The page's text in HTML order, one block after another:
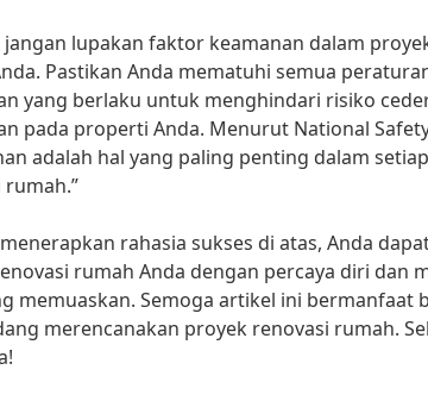
jangan lupakan faktor keamanan dalam
Pastikan Anda mematuhi semua
yang berlaku untuk menghindari risiko
pada properti Anda. Menurut National
adalah hal yang paling penting dalam
rahasia sukses di atas, Anda
rumah Anda dengan percaya diri dan
memuaskan. Semoga artikel ini bermanfaat
merencanakan proyek renovasi rumah.